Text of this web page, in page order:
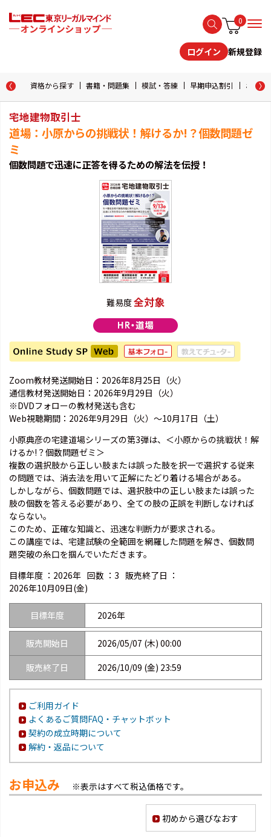
0
ログイン 新規登録
資格から探す 書籍・問題集 模試・答練 早期申込割引 おため
宅地建物取引士
道場：小原からの挑戦状！解けるか!？個数問題ゼ
ミ
個数問題で迅速に正答を得るための解法を伝授！
難易度全対象
Zoom教材発送開始日：2026年8月25日（火）
通信教材発送開始日：2026年9月29日（火）
※DVDフォローの教材発送も含む
Web視聴期間：2026年9月29日（火）～10月17日（土）
小原典彦の宅建道場シリーズの第3弾は、＜小原からの挑戦状！解
けるか!？個数問題ゼミ＞
複数の選択肢から正しい肢または誤った肢を択一で選択する従来
の問題では、消去法を用いて正解にたどり着ける場合がある。
しかしながら、個数問題では、選択肢中の正しい肢または誤った
肢の個数を答える必要があり、全ての肢の正誤を判断しなければ
ならない。
このため、正確な知識と、迅速な判断力が要求される。
この講座では、宅建試験の全範囲を網羅した問題を解き、個数問
題突破の糸口を掴んでいただきます。
目標年度 ： 2026年 回数 ： 3 販売終了日 ：
2026年10月09日(金)
目標年度 2026年
販売開始日
2026/05/07 (木) 00:00
販売終了日
2026/10/09 (金) 23:59
ご利用ガイド
よくあるご質問FAQ・チャットボット
契約の成立時期について
解約・返品について
お申込み ※表示はすべて税込価格です。
初めから選びなおす